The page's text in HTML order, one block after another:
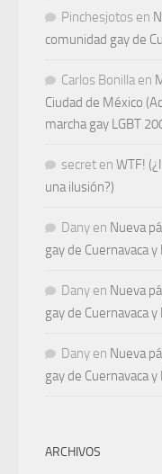
Pinchesjotos en
comunidad gay de
Carlos Bonilla en
Ciudad de México
marcha gay LGBT
secret en WTF!
una ilusión?)
Dany en Nueva
gay de Cuernavaca y
Dany en Nueva
gay de Cuernavaca y
Dany en Nueva
gay de Cuernavaca y
ARCHIVOS